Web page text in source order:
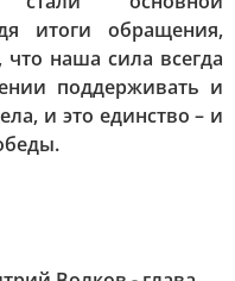
итоги обращения,
наша сила всегда
поддерживать и
и это единство – и